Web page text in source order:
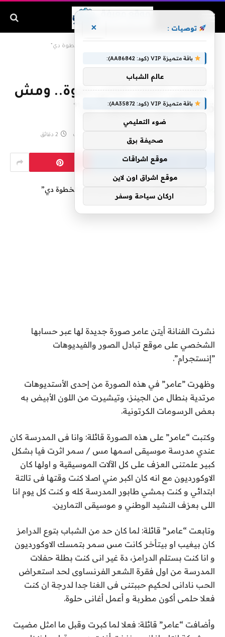
“نفسي أعمل أغاني حلوة.. ومش قادرة أنفذ الخطوة دي”
“نفسي أعمل أغاني حلوة.. ومش
قادرة أنفذ الخطوة دي”
لا توجد تعليقات 2 دقائق
نشرت الفنانة أيتن عامر صورة جديدة لها عبر حسابها
الشخصي على موقع تبادل الصور والفيديوهات
”إنستجرام”.
وظهرت ”عامر” في هذه الصورة من إحدى الأستديوهات
مرتدية بنطال من الجينز، وتيشيرت من اللون الأبيض به
بعض الرسومات الكرتونية.
وكتبت “عامر” على هذه الصورة قائلة: وانا فى المدرسة كان
عندي مدرسة موسيقى اسمها مس / سمر اثرت فيا بشكل
كبير علمتنى العزف على كل الآلات الموسيقية و اولها كان
الاوكورديون مع انه كان اكبر مني اصلا كنت وقتها فى تالتة
ابتدائي و كنت بمشي طابور المدرسة كله و كنت كل يوم انا
اللى بعزف النشيد الوطني و موسيقى التمارين.
وتابعت “عامر” قائلة: لما كان حد من الشباب بتوع الدرامز
كان بيغيب او بيتأخر كانت مس سمر بتمسك الاوكورديون
و انا كنت بستلم الدرامز، دة غير انى كنت بطلة حفلات
المدرسة من اول فقرة الشعر الفرنساوى لحد استعراض
الحب نادانى لحكيم حببتنى فى الغنا جدا لدرجة ان كنت
فعلا حلمى أكون مطربة و أعمل أغانى حلوة.
وأضافت “عامر” قائلة: فعلا لما كبرت وقبل ما امثل مضيت
توصيات : ×
باقة متميزة VIP (كود: AA86842):
عالم الشباب
باقة متميزة VIP (كود: AA35872):
ضوء التعليمي
صحيفة برق
موقع اشراقات
موقع اشراق اون لاين
اركان سياحة وسفر